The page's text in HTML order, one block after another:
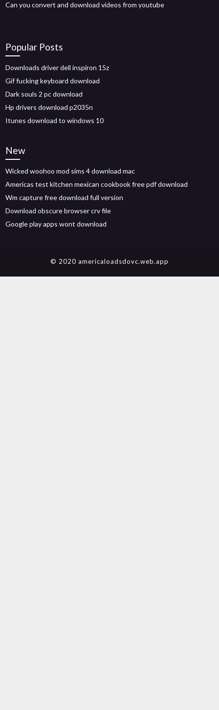
Can you convert and download videos from youtube
Popular Posts
Downloads driver dell inspiron 15z
Gif fucking keyboard download
Dark souls 2 pc download
Hp drivers download p2035n
Itunes download to windows 10
New
Wicked woohoo mod sims 4 download mac
Americas test kitchen mexican cookbook free pdf download
Wm capture free download full version
Download obscure browser crv file
Google play apps wont download
© 2020 americaloadsdovc.web.app